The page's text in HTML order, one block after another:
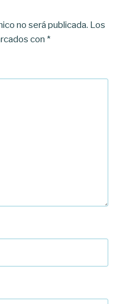
no será publicada. Los
con *